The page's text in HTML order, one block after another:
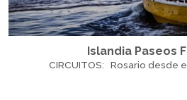
Islandia Paseos
CIRCUITOS: Rosario desde